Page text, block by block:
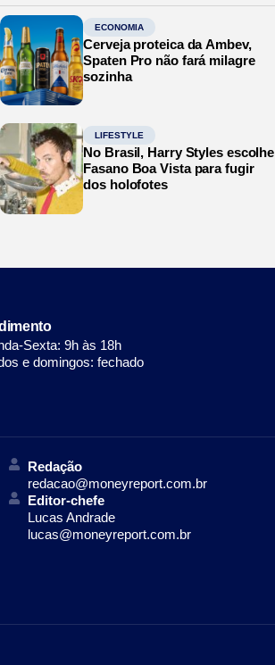
ECONOMIA
Cerveja proteica da Ambev,
Spaten Pro não fará milagre
sozinha
LIFESTYLE
No Brasil, Harry Styles escolhe
Fasano Boa Vista para fugir
dos holofotes
Sexta: 9h às 18h
e domingos: fechado
Redação
redacao@moneyreport.com.br
Editor-chefe
Lucas Andrade
lucas@moneyreport.com.br